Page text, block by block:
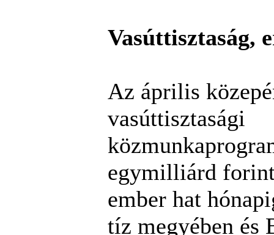
Vasúttisztaság,
Az április
vasúttisztasági
egymilliárd
ember hat
tíz megyében és